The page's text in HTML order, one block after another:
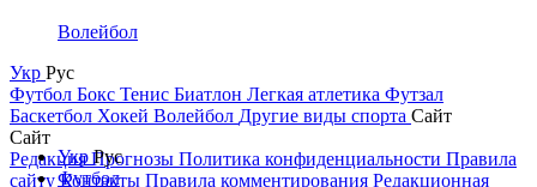
Волейбол
Укр Рус
Футбол Бокс Тенис Биатлон Легкая атлетика Футзал
Баскетбол Хокей Волейбол Другие виды спорта Сайт
Сайт
РедакцияПрогнозы Политика конфиденциальности Правила
сайтуКонтакты Правила комментирования Редакционная
УкрРус
Футбол